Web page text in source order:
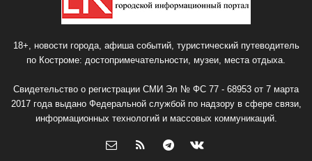
18+, новости города, афиша событий, туристический путеводитель
по Костроме: достопримечательности, музеи, места отдыха.
Свидетельство о регистрации СМИ Эл № ФС 77 - 68953 от 7 марта
2017 года выдано Федеральной службой по надзору в сфере связи,
информационных технологий и массовых коммуникаций.